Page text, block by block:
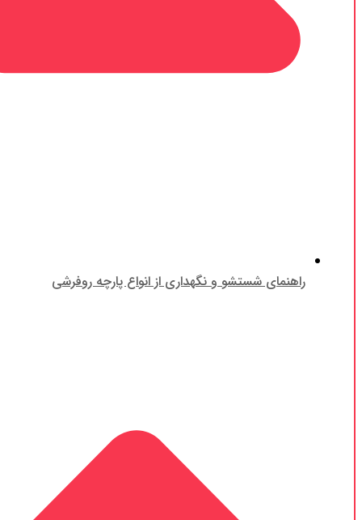
راهنمای شستشو و نگهداری از انواع پارچه روفرشی